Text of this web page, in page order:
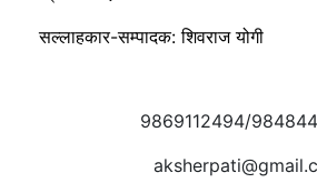
सल्लाहकार-सम्पादक: शिवराज योगी
9869112494/